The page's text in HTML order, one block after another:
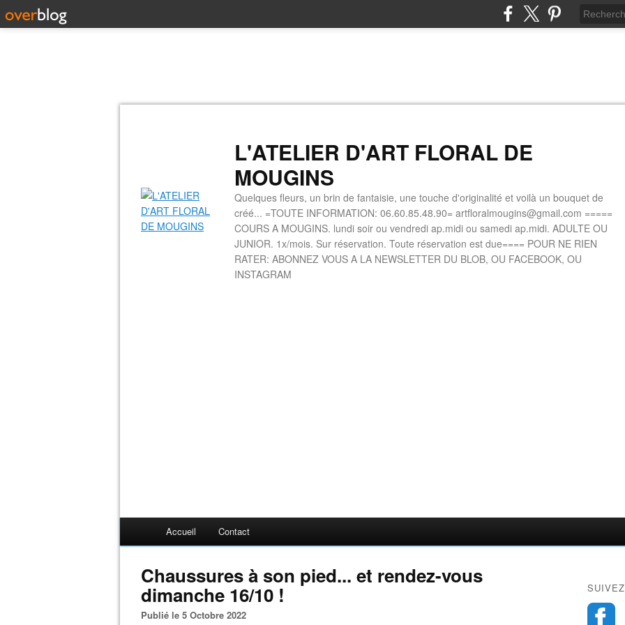
L'ATELIER D'ART FLORAL DE
MOUGINS
Quelques fleurs, un brin de fantaisie, une touche d'originalité et voilà un bouquet de
créé... =TOUTE INFORMATION: 06.60.85.48.90= artfloralmougins@gmail.com =====
COURS A MOUGINS. lundi soir ou vendredi ap.midi ou samedi ap.midi. ADULTE OU
JUNIOR. 1x/mois. Sur réservation. Toute réservation est due==== POUR NE RIEN
RATER: ABONNEZ VOUS A LA NEWSLETTER DU BLOB, OU FACEBOOK, OU
INSTAGRAM
Accueil Contact
Chaussures à son pied... et rendez-vous
dimanche 16/10 !
Publié le 5 Octobre 2022